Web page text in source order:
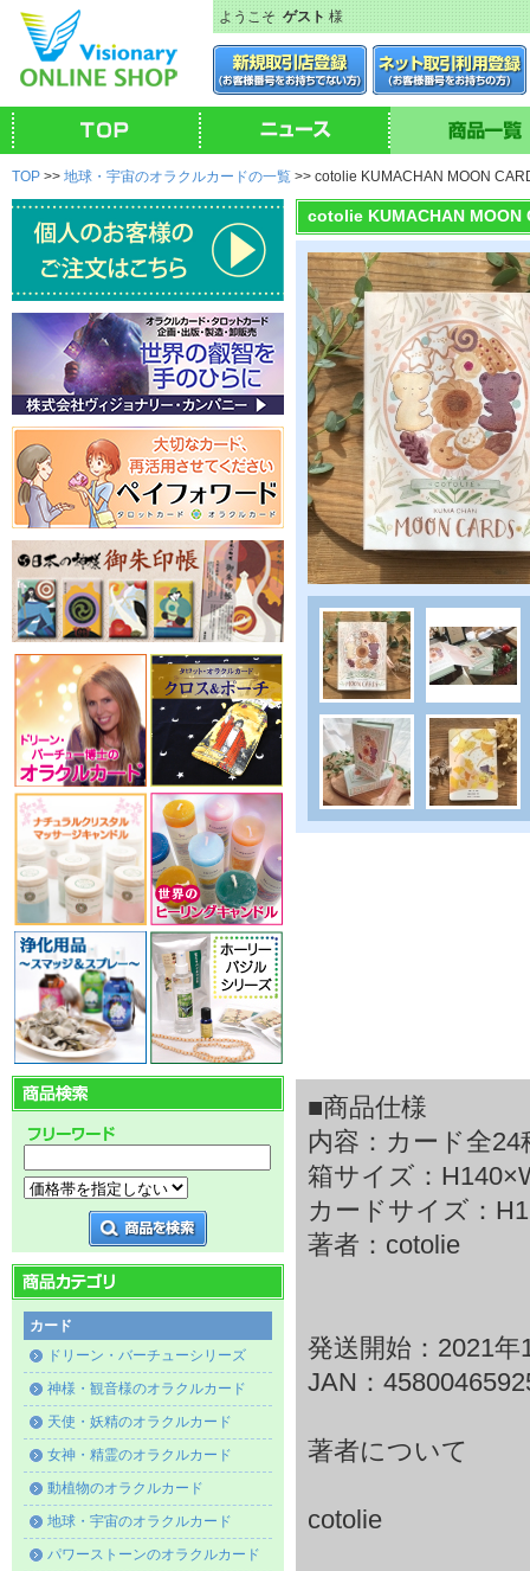
ようこそゲスト様
TOP >> 地球・宇宙のオラクルカードの一覧 >> cotolie KUMACHAN MOON
カード
ドリーン・バーチューシリーズ
神様・観音様のオラクルカード
天使・妖精のオラクルカード
女神・精霊のオラクルカード
動植物のオラクルカード
地球・宇宙のオラクルカード
パワーストーンのオラクルカード
cotolie KUMACHAN MOON
■商品仕様
内容：カード全
箱サイズ：
カードサイズ：
著者：cotolie
発送開始：2021年
JAN：
著者について
cotolie